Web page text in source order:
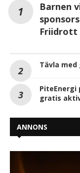
Barnen
Friidrott
Tävla
PiteEnergi
gratis
ANNONS